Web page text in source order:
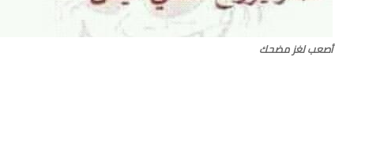
أصعب لغز مضحك